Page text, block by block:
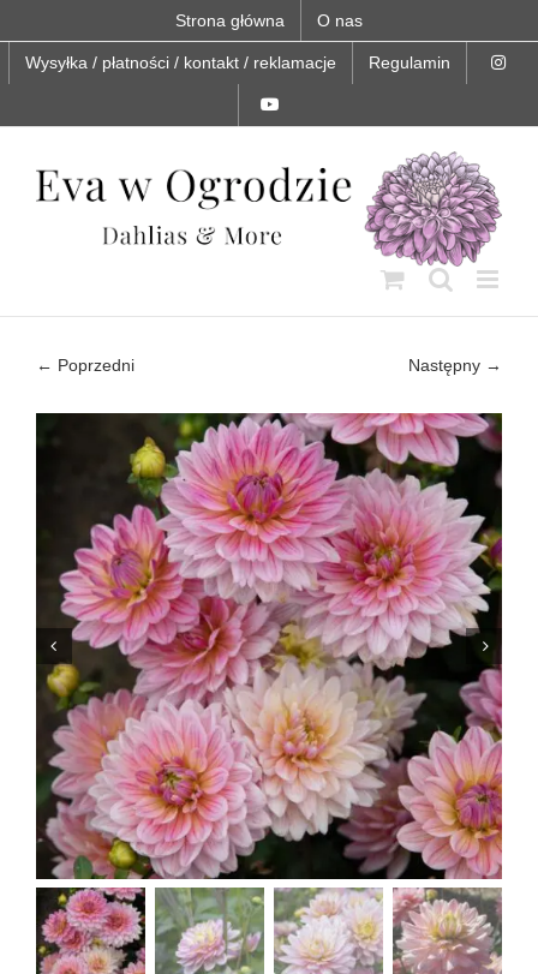
content
Strona główna O nas
Wysyłka / płatności / kontakt / reklamacje Regulamin
← Poprzedni Następny →